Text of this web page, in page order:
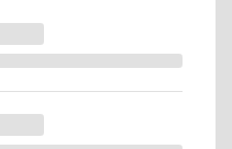
合は、成果が発生いたし
ザー情報」「銀行口座情
利用開始いただけます。